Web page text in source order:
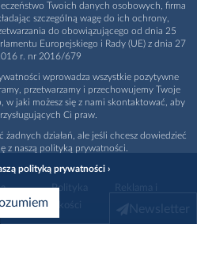
Polityka
promocja
Twoich danych osobowych, firma
szczególną wagę do ich ochrony,
do obowiązującego od dnia 25
Europejskiego i Rady (UE) z dnia 27
r. nr 2016/679
wprowadza wszystkie pozytywne
przetwarzamy i przechowujemy Twoje
w jaki możesz się z nami skontaktować, aby
Ci praw.
działań, ale jeśli chcesz dowiedzieć
z naszą polityką prywatności.
polityką prywatności ›
Newsletter